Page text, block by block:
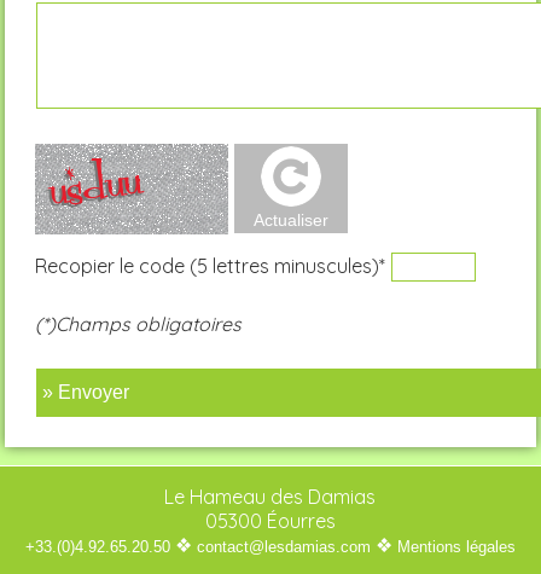
Recopier le code (5 lettres minuscules)*
(*)Champs obligatoires
» Envoyer
Le Hameau des Damias
05300 Éourres
+33.(0)4.92.65.20.50 ❖ contact@lesdamias.com ❖ Mentions légales